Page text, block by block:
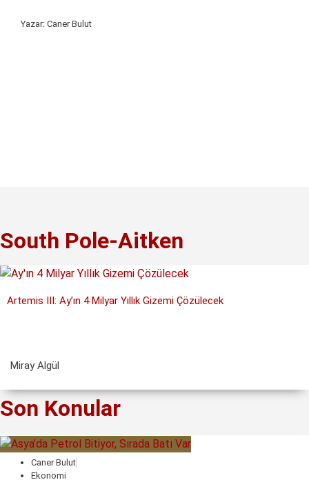
Yazar: Caner Bulut
South Pole-Aitken
Artemis III: Ay’ın 4 Milyar Yıllık Gizemi Çözülecek
Miray Algül
Son Konular
Caner Bulut
Ekonomi